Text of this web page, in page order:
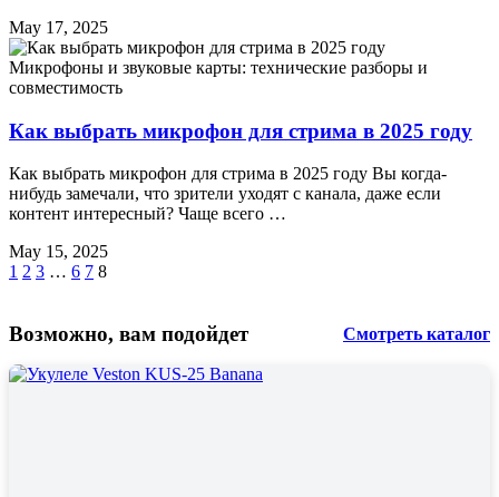
May 17, 2025
Микрофоны и звуковые карты: технические разборы и
совместимость
Как выбрать микрофон для стрима в 2025 году
Как выбрать микрофон для стрима в 2025 году Вы когда-
нибудь замечали, что зрители уходят с канала, даже если
контент интересный? Чаще всего …
May 15, 2025
1 2 3 … 6 7 8
Возможно, вам подойдет Смотреть каталог